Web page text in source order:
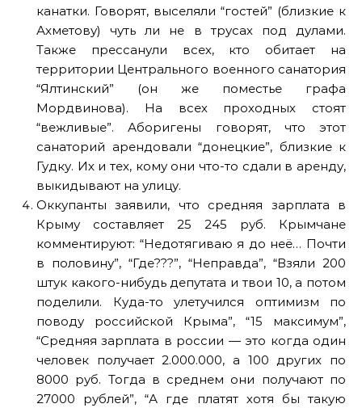
канатки. Говорят, выселяли “гостей” (близкие к
Ахметову) чуть ли не в трусах под дулами.
Также прессанули всех, кто обитает на
территории Центрального военного санатория
“Ялтинский” (он же поместье графа
Мордвинова). На всех проходных стоят
“вежливые”. Аборигены говорят, что этот
санаторий арендовали “донецкие”, близкие к
Гудку. Их и тех, кому они что-то сдали в аренду,
выкидывают на улицу.
Оккупанты заявили, что средняя зарплата в
Крыму составляет 25 245 руб. Крымчане
комментируют: “Недотягиваю я до неё… Почти
в половину”, “Где???”, “Неправда”, “Взяли 200
штук какого-нибудь депутата и твои 10, а потом
поделили. Куда-то улетучился оптимизм по
поводу российской Крыма”, “15 максимум”,
“Средняя зарплата в россии — это когда один
человек получает 2.000.000, а 100 других по
8000 руб. Тогда в среднем они получают по
27000 рублей”, “А где платят хотя бы такую